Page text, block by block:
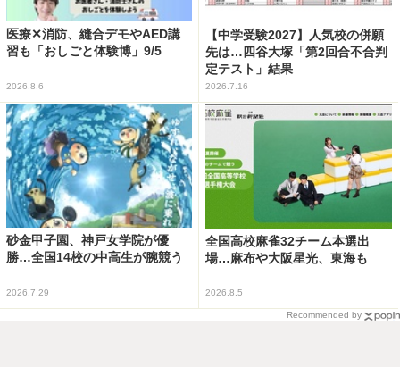
医療✕消防、縫合デモやAED講
習も「おしごと体験博」9/5
2026.8.6
【中学受験2027】人気校の併願
先は…四谷大塚「第2回合不合判
定テスト」結果
2026.7.16
砂金甲子園、神戸女学院が優
勝…全国14校の中高生が腕競う
2026.7.29
全国高校麻雀32チーム本選出
場…麻布や大阪星光、東海も
2026.8.5
Recommended by